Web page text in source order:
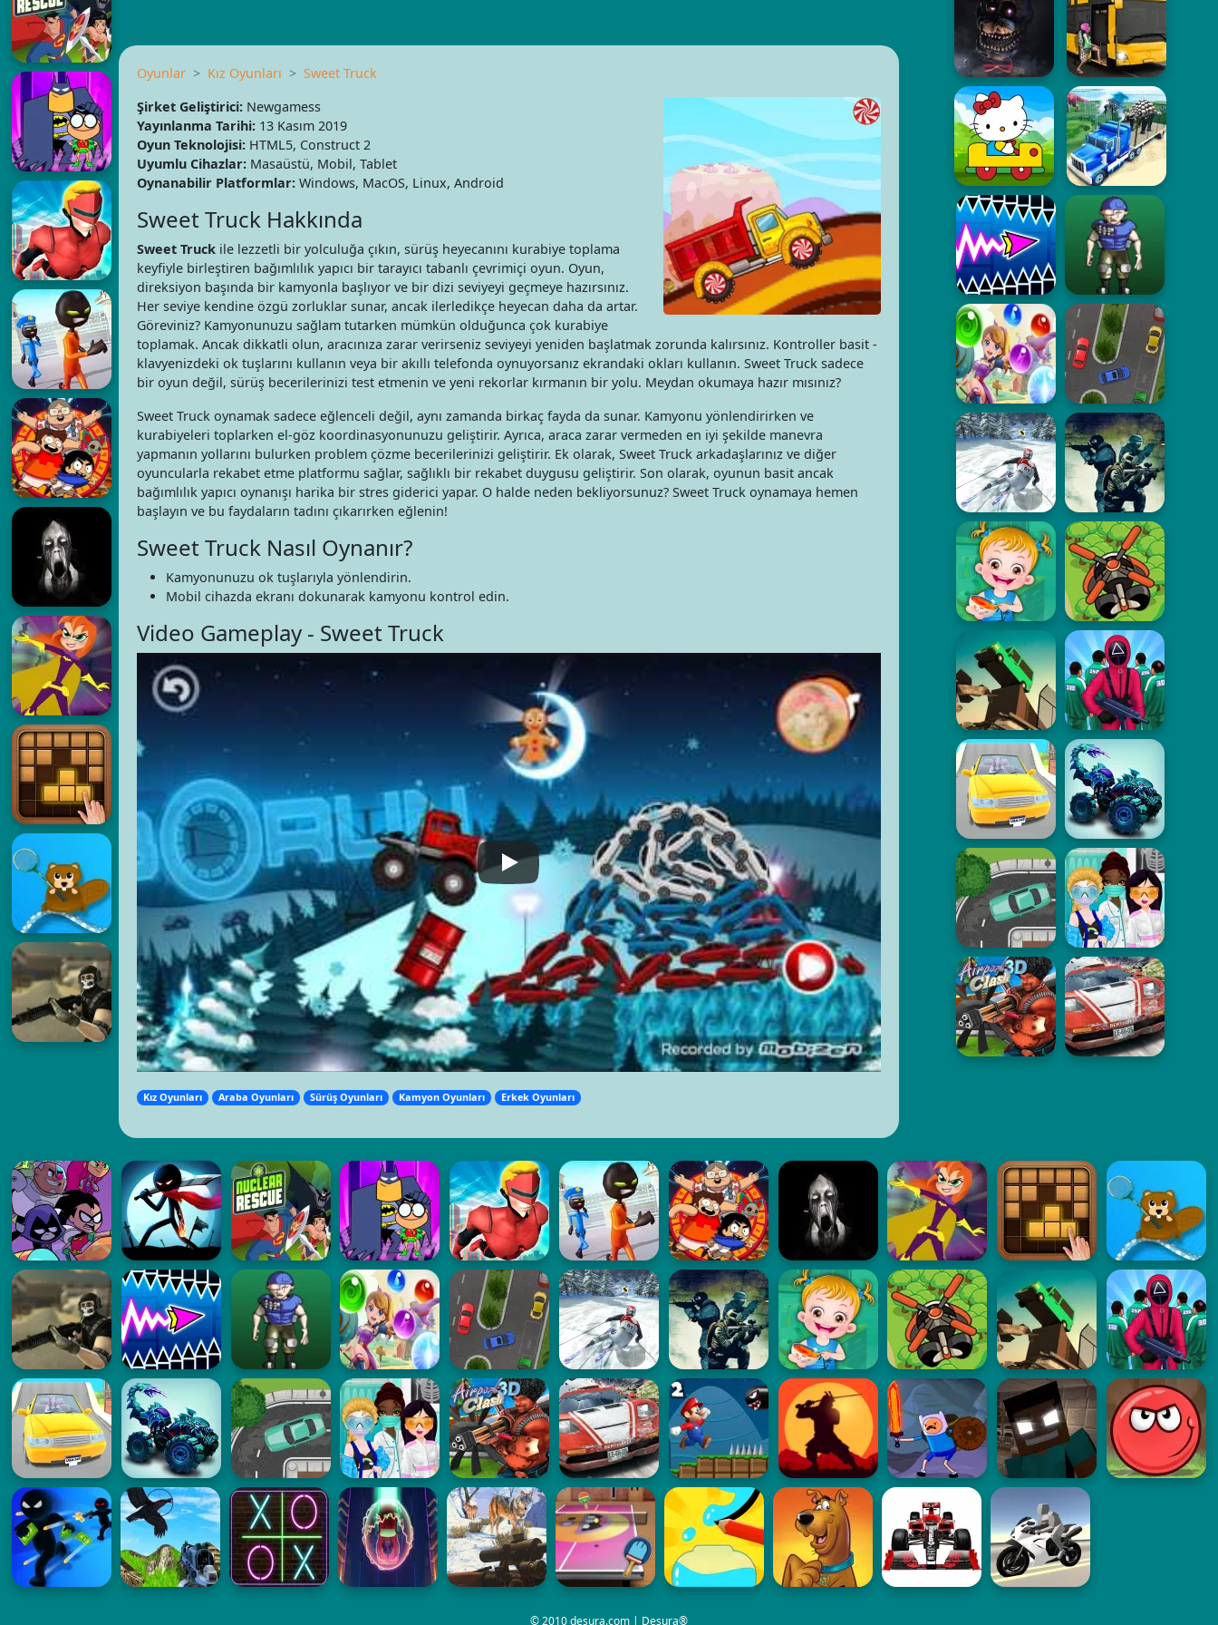
Oyunlar Kız Oyunları
Sweet Truck
Şirket Geliştirici:Newgamess
Yayınlanma Tarihi:13 Kasım 2019
Oyun Teknolojisi:HTML5, Construct 2
Uyumlu Cihazlar:Masaüstü, Mobil, Tablet
Oynanabilir Platformlar:Windows, MacOS, Linux, Android
Sweet Truck Hakkında
Sweet Truckile lezzetli bir yolculuğa çıkın, sürüş heyecanını kurabiye toplama
keyfiyle birleştiren bağımlılık yapıcı bir tarayıcı tabanlı çevrimiçi oyun. Oyun,
direksiyon başında bir kamyonla başlıyor ve bir dizi seviyeyi geçmeye hazırsınız.
Her seviye kendine özgü zorluklar sunar, ancak ilerledikçe heyecan daha da artar.
Göreviniz? Kamyonunuzu sağlam tutarken mümkün olduğunca çok kurabiye
toplamak. Ancak dikkatli olun, aracınıza zarar verirseniz seviyeyi yeniden başlatmak zorunda kalırsınız. Kontroller basit -
klavyenizdeki ok tuşlarını kullanın veya bir akıllı telefonda oynuyorsanız ekrandaki okları kullanın. Sweet Truck sadece
bir oyun değil, sürüş becerilerinizi test etmenin ve yeni rekorlar kırmanın bir yolu. Meydan okumaya hazır mısınız?
Sweet Truck oynamak sadece eğlenceli değil, aynı zamanda birkaç fayda da sunar. Kamyonu yönlendirirken ve
kurabiyeleri toplarken el-göz koordinasyonunuzu geliştirir. Ayrıca, araca zarar vermeden en iyi şekilde manevra
yapmanın yollarını bulurken problem çözme becerilerinizi geliştirir. Ek olarak, Sweet Truck arkadaşlarınız ve diğer
oyuncularla rekabet etme platformu sağlar, sağlıklı bir rekabet duygusu geliştirir. Son olarak, oyunun basit ancak
bağımlılık yapıcı oynanışı harika bir stres giderici yapar. O halde neden bekliyorsunuz? Sweet Truck oynamaya hemen
başlayın ve bu faydaların tadını çıkarırken eğlenin!
Sweet Truck Nasıl Oynanır?
Kamyonunuzu ok tuşlarıyla yönlendirin.
Mobil cihazda ekranı dokunarak kamyonu kontrol edin.
Video Gameplay - Sweet Truck
Kız Oyunları Araba Oyunları Sürüş Oyunları Kamyon Oyunları Erkek Oyunları
© 2010 desura.com | Desura®